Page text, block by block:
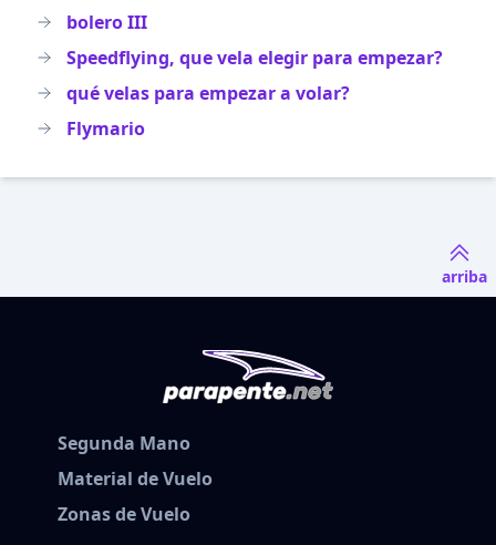
bolero III
Speedflying, que vela elegir para empezar?
qué velas para empezar a volar?
Flymario
arriba
Segunda Mano
Material de Vuelo
Zonas de Vuelo